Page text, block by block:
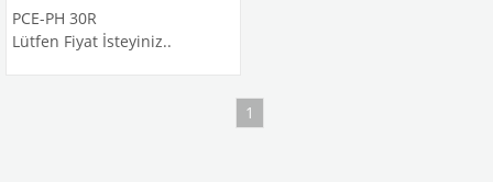
PCE-PH 30R
Lütfen Fiyat İsteyiniz..
1